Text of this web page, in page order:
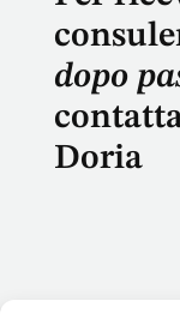
dopo
Doria